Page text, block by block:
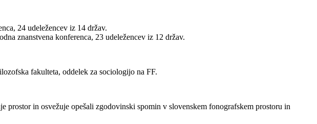
24 udeležencev iz 14 držav.
znanstvena konferenca, 23 udeležencev iz 12 držav.
fakulteta, oddelek za sociologijo na FF.
in osvežuje opešali zgodovinski spomin v slovenskem fonografskem prostoru in